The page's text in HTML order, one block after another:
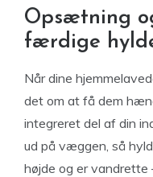
Opsætning
færdige
Når dine
det om at få dem
integreret del af din
ud på væggen, så
højde og er vandrette